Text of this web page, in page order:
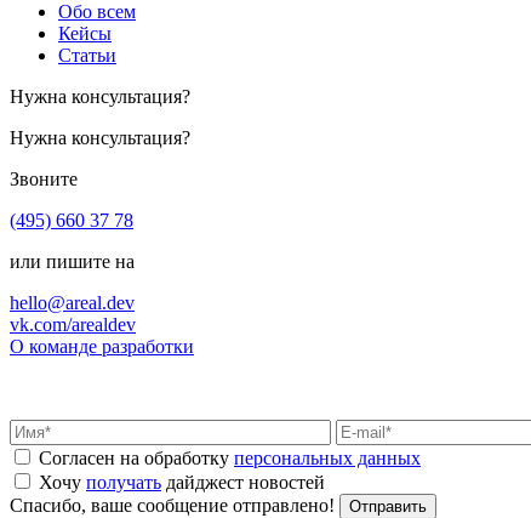
Обо всем
Кейсы
Статьи
Нужна консультация?
Нужна консультация?
Звоните
(495) 660 37 78
или пишите на
hello@areal.dev
vk.com/arealdev
О команде разработки
Согласен на обработку персональных данных
Хочу получать дайджест новостей
Спасибо, ваше сообщение отправлено!